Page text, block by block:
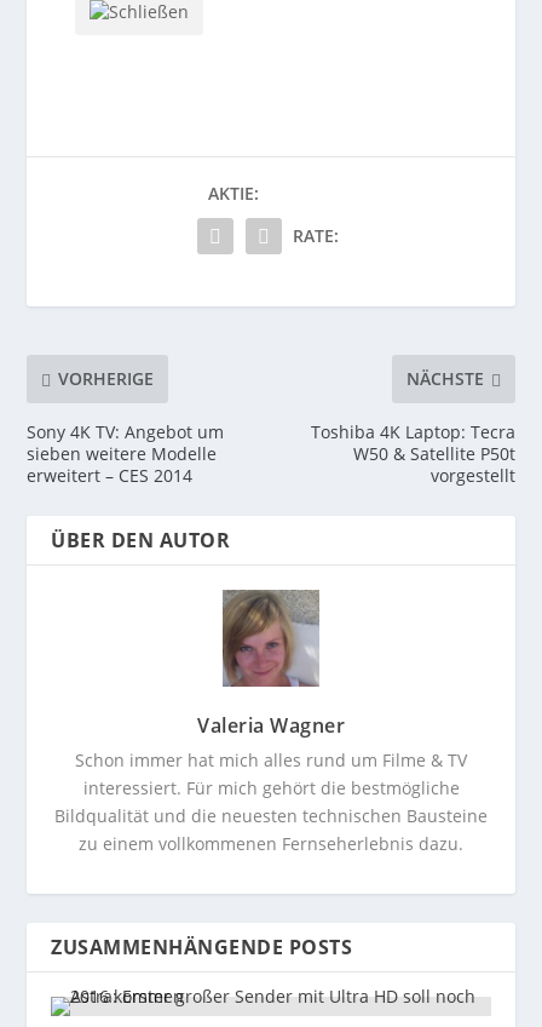
AKTIE:
RATE:
VORHERIGE
Sony 4K TV: Angebot um
sieben weitere Modelle
erweitert – CES 2014
NÄCHSTE
Toshiba 4K Laptop: Tecra
W50 & Satellite P50t
vorgestellt
ÜBER DEN AUTOR
Valeria Wagner
Schon immer hat mich alles rund um Filme & TV
interessiert. Für mich gehört die bestmögliche
Bildqualität und die neuesten technischen Bausteine
zu einem vollkommenen Fernseherlebnis dazu.
ZUSAMMENHÄNGENDE POSTS